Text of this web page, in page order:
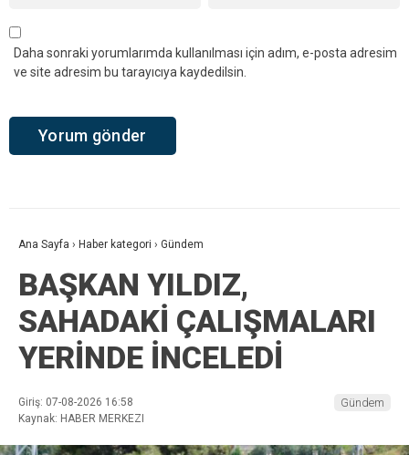
Daha sonraki yorumlarımda kullanılması için adım, e-posta adresim
ve site adresim bu tarayıcıya kaydedilsin.
Ana Sayfa › Haber kategori › Gündem
BAŞKAN YILDIZ,
SAHADAKİ ÇALIŞMALARI
YERİNDE İNCELEDİ
Giriş: 07-08-2026 16:58
Kaynak: HABER MERKEZI
Gündem